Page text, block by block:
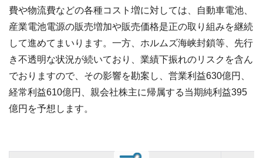
費や物流費などの各種コスト増に対しては、自動車電池、
産業電池電源の販売増加や販売価格是正の取り組みを継続
して進めてまいります。一方、ホルムズ海峡封鎖等、先行
き不透明な状況が続いており、業績下振れのリスクを含ん
でおりますので、その影響を勘案し、営業利益630億円、
経常利益610億円、親会社株主に帰属する当期純利益395
億円を予想します。